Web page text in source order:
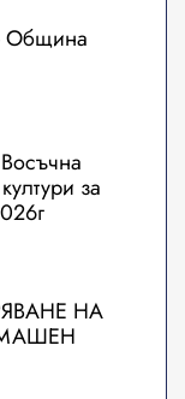
Община
за
НА